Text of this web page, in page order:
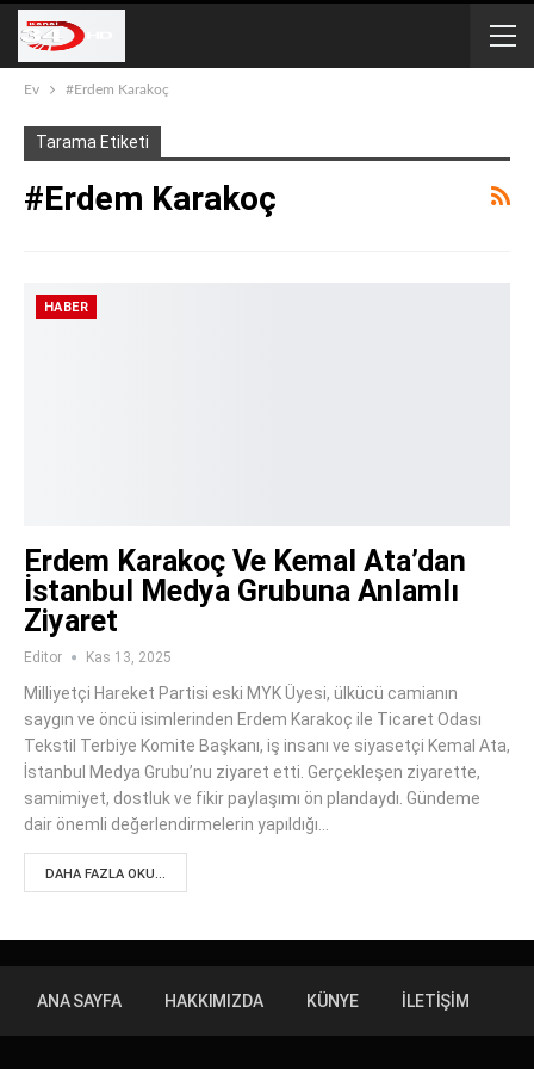
Ev #Erdem Karakoç
Tarama Etiketi
#Erdem Karakoç
HABER
Erdem Karakoç Ve Kemal Ata’dan
İstanbul Medya Grubuna Anlamlı
Ziyaret
Editor Kas 13, 2025
Milliyetçi Hareket Partisi eski MYK Üyesi, ülkücü camianın
saygın ve öncü isimlerinden Erdem Karakoç ile Ticaret Odası
Tekstil Terbiye Komite Başkanı, iş insanı ve siyasetçi Kemal Ata,
İstanbul Medya Grubu’nu ziyaret etti. Gerçekleşen ziyarette,
samimiyet, dostluk ve fikir paylaşımı ön plandaydı. Gündeme
dair önemli değerlendirmelerin yapıldığı…
DAHA FAZLA OKU...
ANA SAYFA HAKKIMIZDA KÜNYE İLETIŞIM